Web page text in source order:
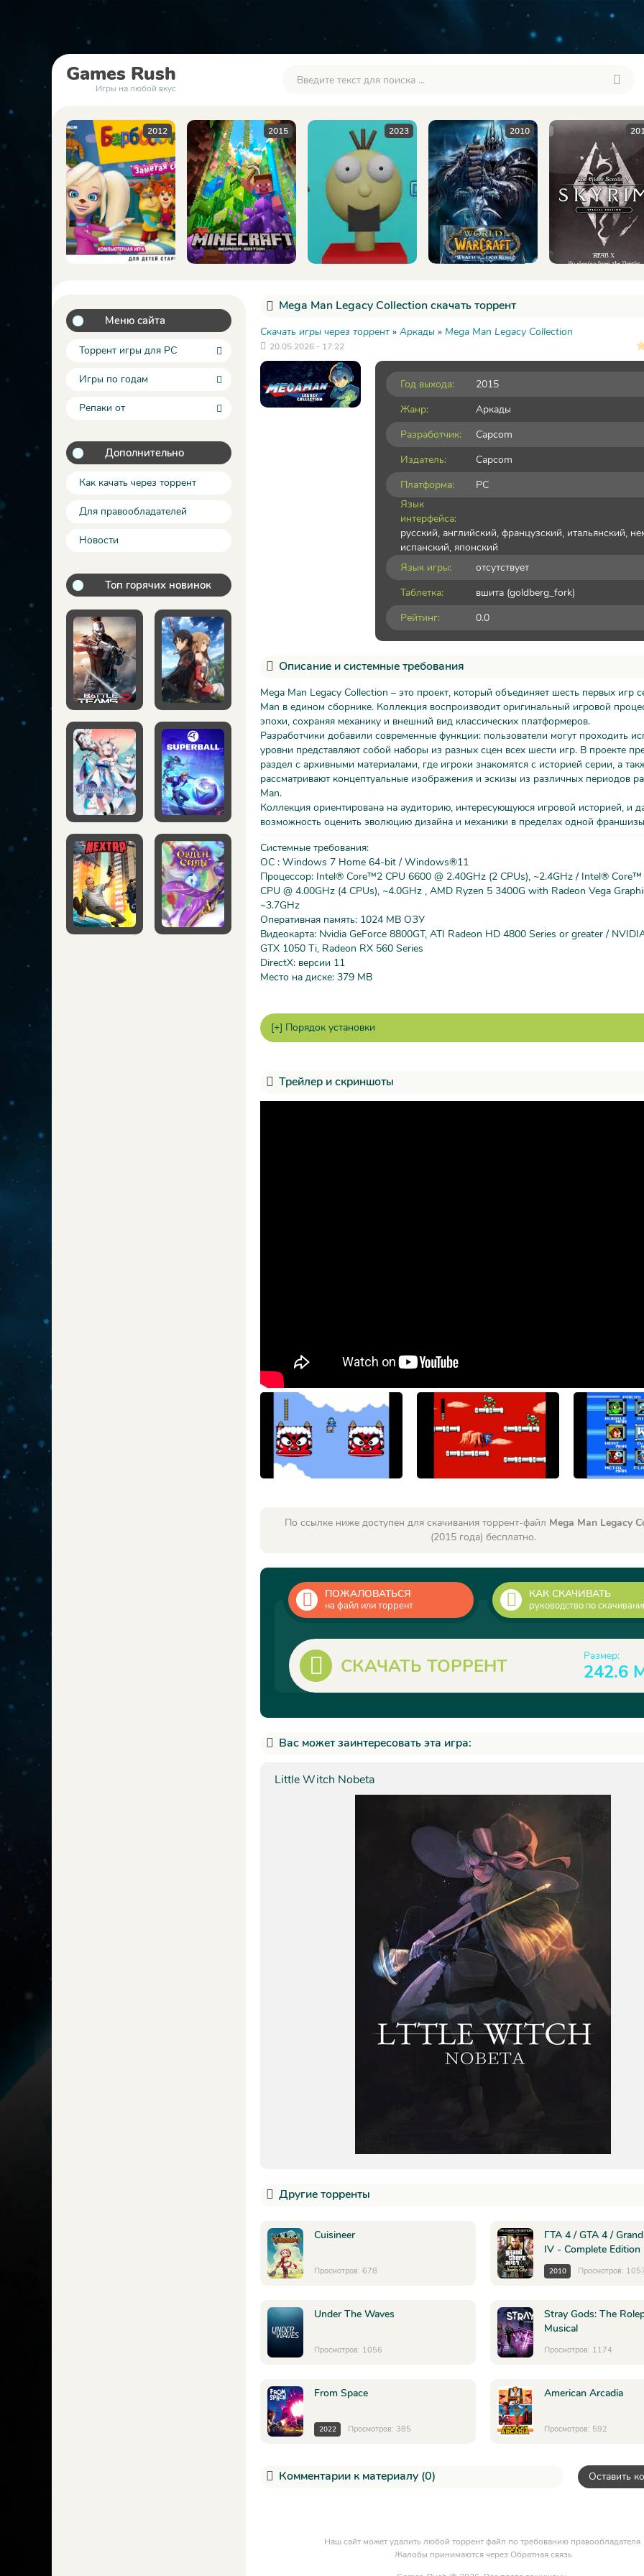
Games Rush
Игры на любой вкус
2012 2015 2023 2010 2016
Меню сайта
Торрент игры для PC
Игры по годам
Репаки от
Дополнительно
Как качать через торрент
Для правообладателей
Новости
Топ горячих новинок
Mega Man Legacy Collection скачать торрент
Скачать игры через торрент» Аркады » Mega Man Legacy Collection
20.05.2026 - 17:22
Год выхода:
2015
Жанр:
Аркады
Разработчик:
Capcom
Издатель:
Capcom
Платформа:
PC
Язык
интерфейса:
русский, английский, французский, итальянский,
испанский, японский
Язык игры:
отсутствует
Таблетка:
вшита (goldberg_fork)
Рейтинг:
0.0
Описание и системные требования
Mega Man Legacy Collection – это проект, который объединяет шесть первых игр
Man в едином сборнике. Коллекция воспроизводит оригинальный игровой
эпохи, сохраняя механику и внешний вид классических платформеров.
Разработчики добавили современные функции: пользователи могут проходить
уровни представляют собой наборы из разных сцен всех шести игр. В проекте
раздел с архивными материалами, где игроки знакомятся с историей серии, а
рассматривают концептуальные изображения и эскизы из различных периодов
Man.
Коллекция ориентирована на аудиторию, интересующуюся игровой историей, и
возможность оценить эволюцию дизайна и механики в пределах одной
Системные требования:
ОС : Windows 7 Home 64-bit / Windows®11
Процессор: Intel® Core™2 CPU 6600 @ 2.40GHz (2 CPUs), ~2.4GHz / Intel®
CPU @ 4.00GHz (4 CPUs), ~4.0GHz , AMD Ryzen 5 3400G with Radeon Vega
~3.7GHz
Оперативная память: 1024 MB ОЗУ
Видеокарта: Nvidia GeForce 8800GT, ATI Radeon HD 4800 Series or greater /
GTX 1050 Ti, Radeon RX 560 Series
DirectX: версии 11
Место на диске: 379 MB
Трейлер и скриншоты
По ссылке ниже доступен для скачивания торрент-файл Mega Man Legacy
(2015 года) бесплатно.
ПОЖАЛОВАТЬСЯ
на файл или торрент
КАК СКАЧИВАТЬ
руководство по
СКАЧАТЬ ТОРРЕНТ Размер:
242.6
Вас может заинтересовать эта игра:
Little Witch Nobeta
Другие торренты
Cuisineer
Просмотров: 678
ГТА 4 / GTA 4 /
IV - Complete Edition
2010 Просмотров:
Under The Waves
Просмотров: 1056
Stray Gods: The
Musical
Просмотров: 1174
From Space
2022 Просмотров: 385
American Arcadia
Просмотров: 592
Комментарии к материалу (0) Оставить
Наш сайт может удалить любой торрент файл по требованию правообладателя.
Жалобы принимаются через Обратная связь